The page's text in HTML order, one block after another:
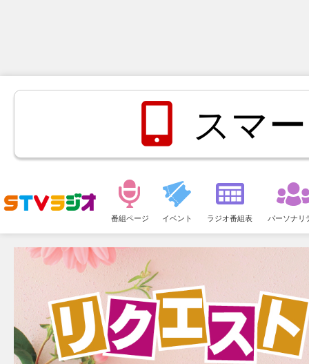
スマ
ュ
ー
番組ページ イベント ラジオ番組表 パーソナリ